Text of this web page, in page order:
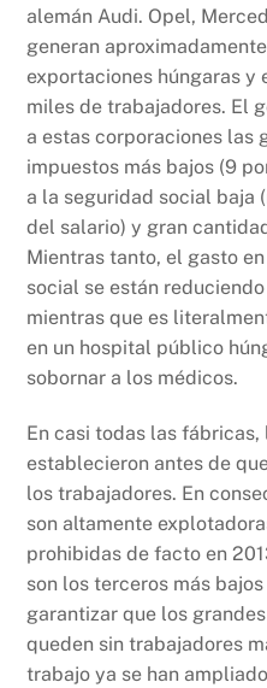
alemán Audi. Opel,
generan
exportaciones húngaras y
miles de trabajadores. El
a estas corporaciones las
impuestos más bajos (9
a la seguridad social baja
del salario) y gran
Mientras tanto, el gasto
social se están
mientras que es
en un hospital público
sobornar a los médicos.
En casi todas las
establecieron antes de
los trabajadores. En
son altamente
prohibidas de facto en
son los terceros más
garantizar que los
queden sin trabajadores
trabajo ya se han